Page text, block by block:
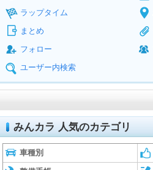
ラップタイム
まとめ
フォロー
ユーザー内検索
みんカラ 人気のカテゴリ
車種別